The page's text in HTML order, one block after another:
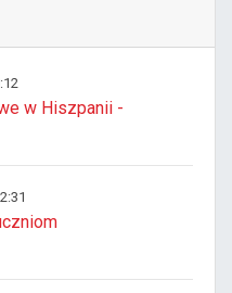
w Hiszpanii -